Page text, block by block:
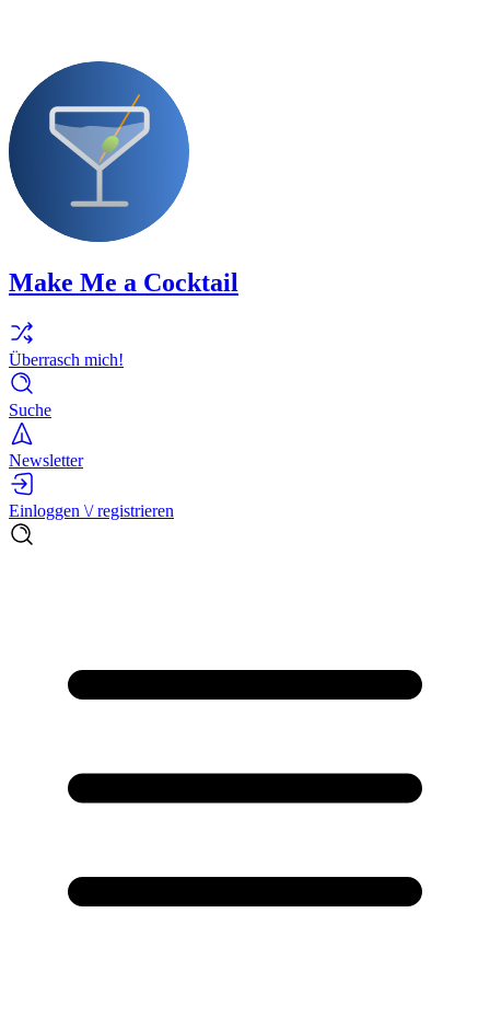
Make Me a Cocktail
Überrasch mich!
Suche
Newsletter
Einloggen \/ registrieren